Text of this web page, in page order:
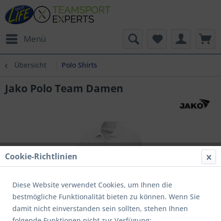
Menü
Übersicht Polo Shirts
Jako Polo Team Damen
Cookie-Richtlinien
Diese Website verwendet Cookies, um Ihnen die
bestmögliche Funktionalität bieten zu können. Wenn Sie
damit nicht einverstanden sein sollten, stehen Ihnen